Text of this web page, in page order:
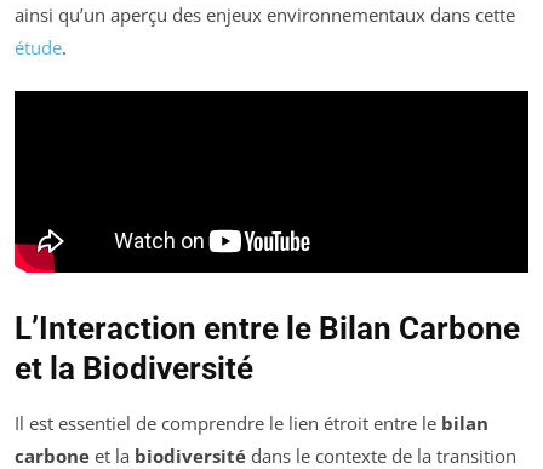
ainsi qu’un aperçu des enjeux environnementaux dans cette
étude.
L’Interaction entre le Bilan Carbone
et la Biodiversité
Il est essentiel de comprendre le lien étroit entre le bilan
carbone et la biodiversité dans le contexte de la transition